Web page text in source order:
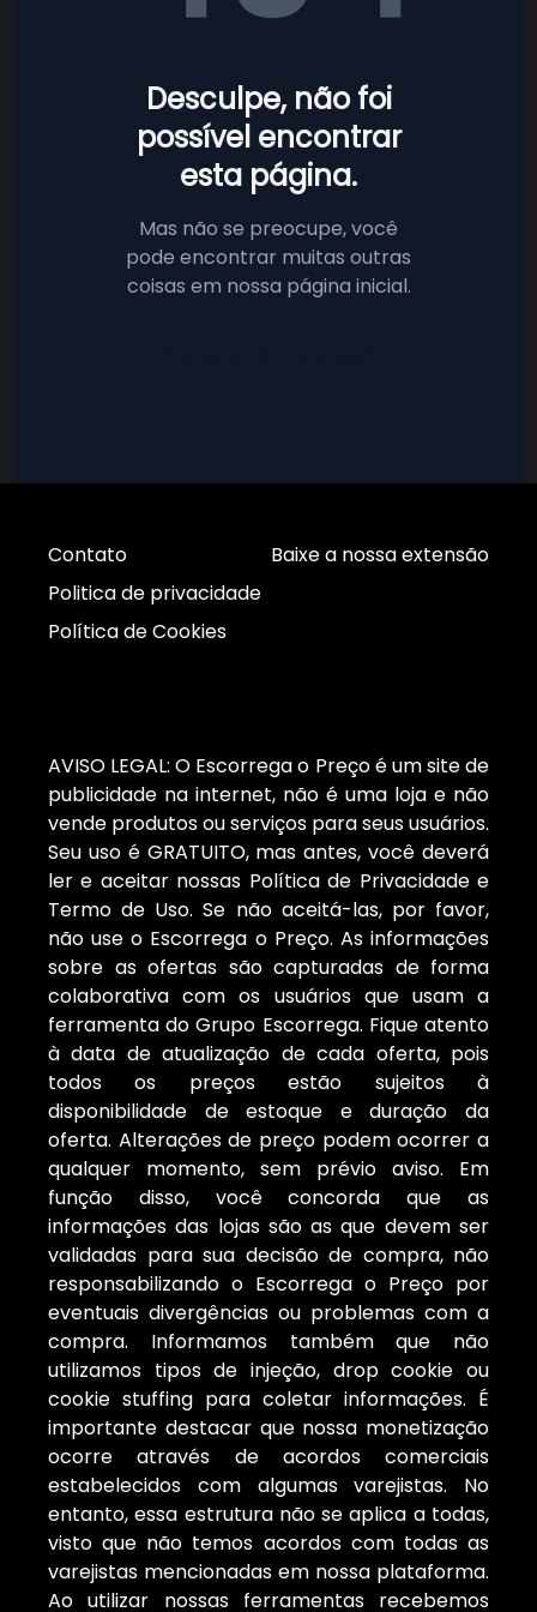
Desculpe, não foi
possível encontrar
esta página.
Mas não se preocupe, você
pode encontrar muitas outras
coisas em nossa página inicial.
Contato
Politica de privacidade
Política de Cookies
Baixe a nossa extensão
AVISO LEGAL: O Escorrega o Preço é um site de
publicidade na internet, não é uma loja e não
vende produtos ou serviços para seus usuários.
Seu uso é GRATUITO, mas antes, você deverá
ler e aceitar nossas Política de Privacidade e
Termo de Uso. Se não aceitá-las, por favor,
não use o Escorrega o Preço. As informações
sobre as ofertas são capturadas de forma
colaborativa com os usuários que usam a
ferramenta do Grupo Escorrega. Fique atento
à data de atualização de cada oferta, pois
todos os preços estão sujeitos à
disponibilidade de estoque e duração da
oferta. Alterações de preço podem ocorrer a
qualquer momento, sem prévio aviso. Em
função disso, você concorda que as
informações das lojas são as que devem ser
validadas para sua decisão de compra, não
responsabilizando o Escorrega o Preço por
eventuais divergências ou problemas com a
compra. Informamos também que não
utilizamos tipos de injeção, drop cookie ou
cookie stuffing para coletar informações. É
importante destacar que nossa monetização
ocorre através de acordos comerciais
estabelecidos com algumas varejistas. No
entanto, essa estrutura não se aplica a todas,
visto que não temos acordos com todas as
varejistas mencionadas em nossa plataforma.
Ao utilizar nossas ferramentas recebemos